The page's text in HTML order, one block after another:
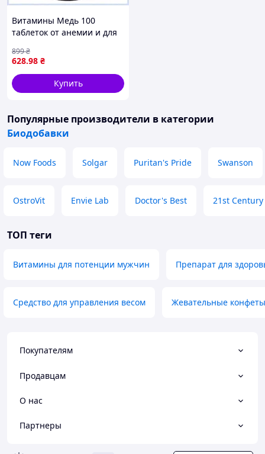
Витамины Медь 100
таблеток от анемии и для
628.98 ₴
899₴
Купить
Популярные производители в категории
Биодобавки
Now Foods Solgar Puritan's Pride Swanson
OstroVit Envie Lab Doctor's Best 21st Century
ТОП теги
Витамины для потенции мужчин Препарат для
Средство для управления весом Жевательные
Покупателям
Продавцам
О нас
Партнеры